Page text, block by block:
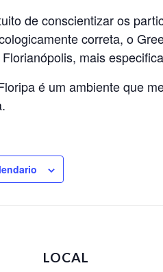
de conscientizar os
correta, o
mais
é um ambiente que
LOCAL